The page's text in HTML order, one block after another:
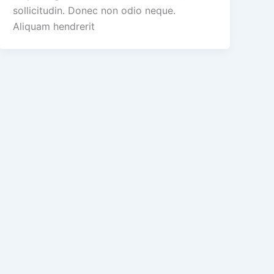
sollicitudin. Donec non odio neque.
Aliquam hendrerit